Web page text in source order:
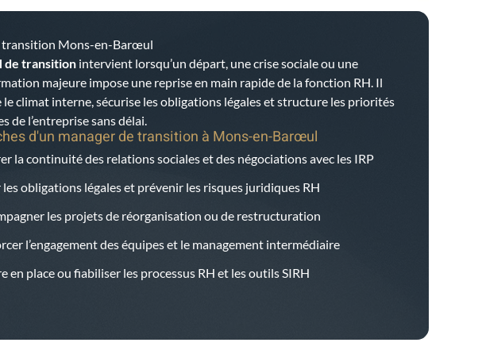
transition Mons-en-Barœul
de transition intervient lorsqu’un départ, une crise sociale ou une
majeure impose une reprise en main rapide de la fonction RH. Il
le climat interne, sécurise les obligations légales et structure les priorités
de l’entreprise sans délai.
d'un manager de transition à Mons-en-Barœul
la continuité des relations sociales et des négociations avec les IRP
obligations légales et prévenir les risques juridiques RH
les projets de réorganisation ou de restructuration
l’engagement des équipes et le management intermédiaire
en place ou fiabiliser les processus RH et les outils SIRH